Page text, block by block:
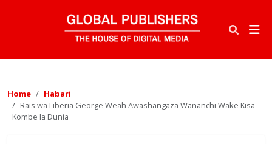
Home
Habari
Rais wa Liberia George Weah Awashangaza Wananchi Wake Kisa
Kombe la Dunia